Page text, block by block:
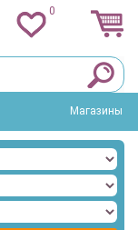
0
Магазины